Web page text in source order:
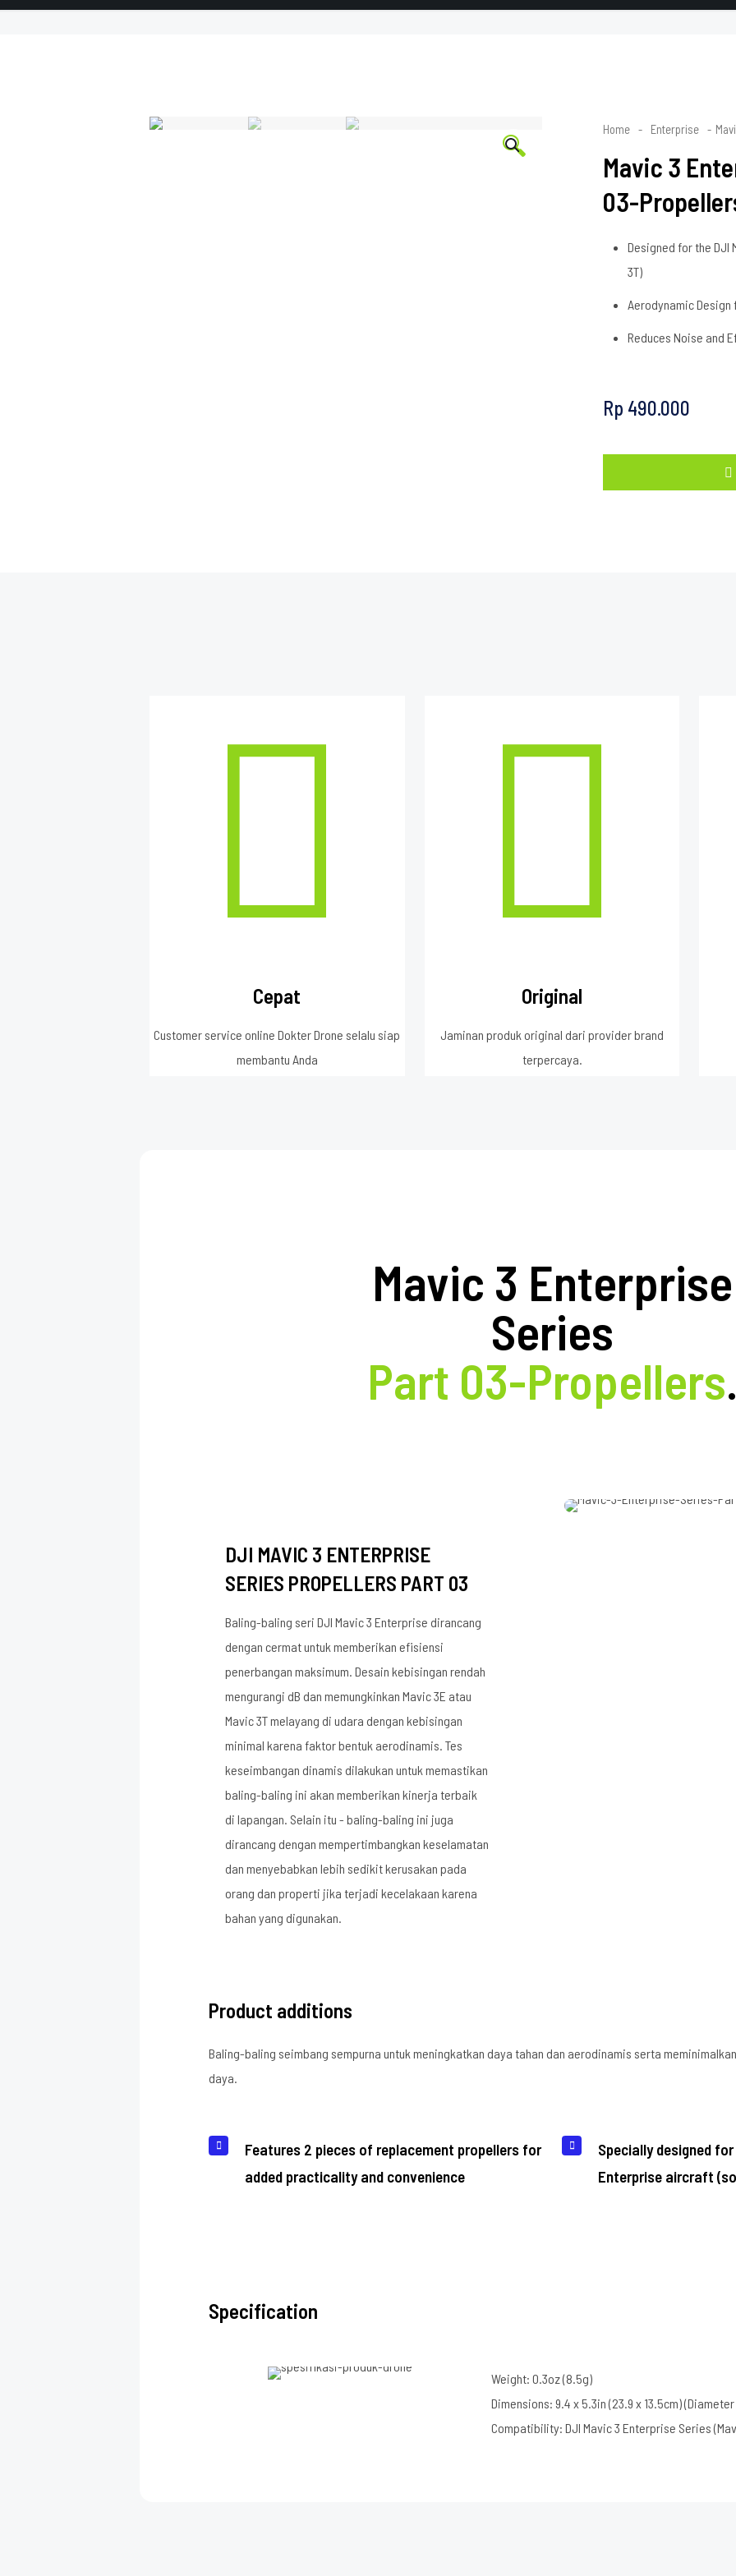
🔍
Home - Enterprise -
Mavic 3
03-
Designed for the DJI
3T)
Aerodynamic
Reduces Noise and
Rp 490.000
Cepat
Customer service online Dokter Drone selalu siap
membantu Anda
Original
Jaminan produk original dari provider brand
terpercaya.
Mavic 3 Enterprise
Series
Part 03-Propellers
DJI MAVIC 3 ENTERPRISE
SERIES PROPELLERS PART 03
Baling-baling seri DJI Mavic 3 Enterprise dirancang
dengan cermat untuk memberikan efisiensi
penerbangan maksimum. Desain kebisingan rendah
mengurangi dB dan memungkinkan Mavic 3E atau
Mavic 3T melayang di udara dengan kebisingan
minimal karena faktor bentuk aerodinamis. Tes
keseimbangan dinamis dilakukan untuk memastikan
baling-baling ini akan memberikan kinerja terbaik
di lapangan. Selain itu - baling-baling ini juga
dirancang dengan mempertimbangkan keselamatan
dan menyebabkan lebih sedikit kerusakan pada
orang dan properti jika terjadi kecelakaan karena
bahan yang digunakan.
Product additions
Baling-baling seimbang sempurna untuk meningkatkan daya tahan dan aerodinamis serta
daya.
Features 2 pieces of replacement propellers for
added practicality and convenience
Specially designed
Enterprise aircraft
Specification
Weight: 0.3oz (8.5g)
Dimensions: 9.4 x 5.3in (23.9 x 13.5cm)
Compatibility: DJI Mavic 3 Enterprise Series